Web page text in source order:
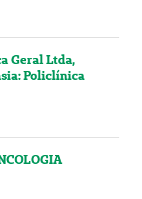
Geral Ltda,
Policlínica